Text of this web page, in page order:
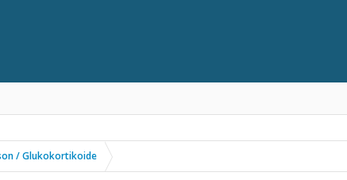
/ Glukokortikoide